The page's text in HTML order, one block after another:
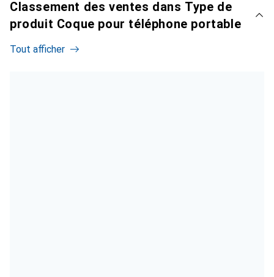
Classement des ventes dans Type de
produit Coque pour téléphone portable
Tout afficher